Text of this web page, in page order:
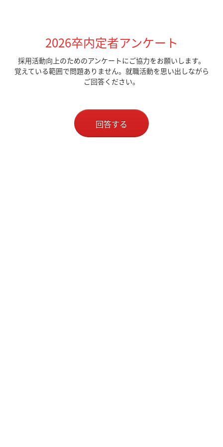
2026卒内定者アンケート
採用活動向上のためのアンケートにご協力をお願いします。
覚えている範囲で問題ありません。就職活動を思い出しながら
ご回答ください。
回答する